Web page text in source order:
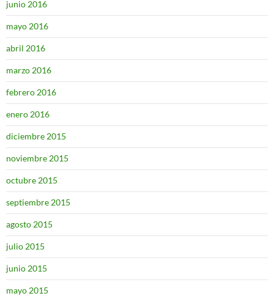
junio 2016
mayo 2016
abril 2016
marzo 2016
febrero 2016
enero 2016
diciembre 2015
noviembre 2015
octubre 2015
septiembre 2015
agosto 2015
julio 2015
junio 2015
mayo 2015